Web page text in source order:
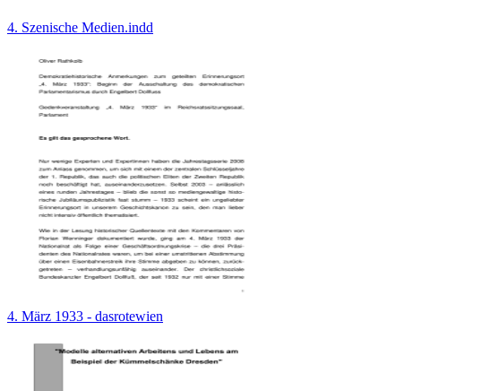
4. Szenische Medien.indd
4. März 1933 - dasrotewien